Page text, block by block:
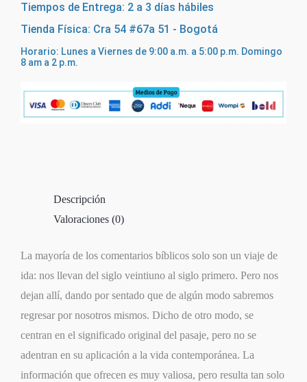
Tiempos de Entrega: 2 a 3 días hábiles
Tienda Física: Cra 54 #67a 51 - Bogotá
Horario: Lunes a Viernes de 9:00 a.m. a 5:00 p.m. Domingo
8 am a 2 p.m.
Descripción
Valoraciones (0)
La mayoría de los comentarios bíblicos solo son un viaje de
ida: nos llevan del siglo veintiuno al siglo primero. Pero nos
dejan allí, dando por sentado que de algún modo sabremos
regresar por nosotros mismos. Dicho de otro modo, se
centran en el significado original del pasaje, pero no se
adentran en su aplicación a la vida contemporánea. La
información que ofrecen es muy valiosa, pero resulta tan solo